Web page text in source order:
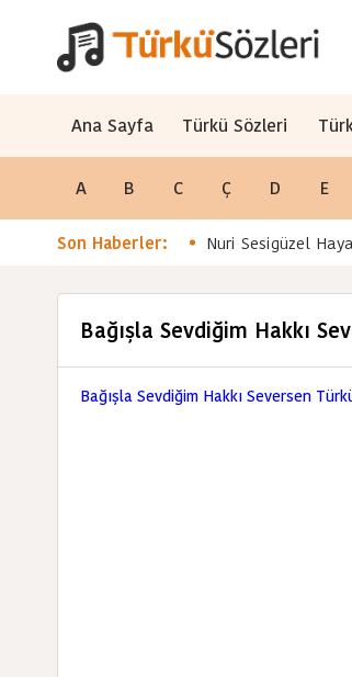
Ana Sayfa Türkü Sözleri
A B C Ç D E
Son Haberler: Nuri Sesigüzel
Bağışla Sevdiğim Hakkı
Bağışla Sevdiğim Hakkı Seversen